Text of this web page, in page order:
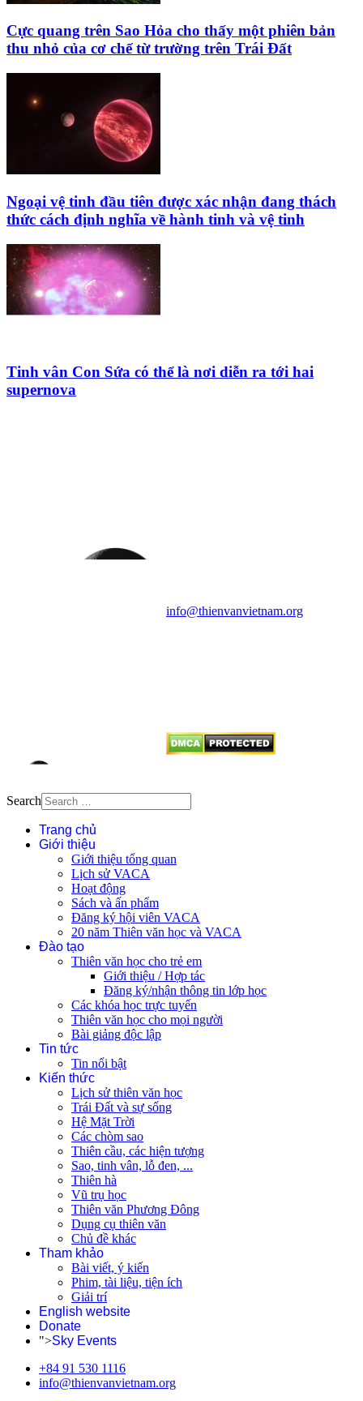
Cực quang trên Sao Hỏa cho thấy một phiên bản
thu nhỏ của cơ chế từ trường trên Trái Đất
Ngoại vệ tinh đầu tiên được xác nhận đang thách
thức cách định nghĩa về hành tinh và vệ tinh
Tinh vân Con Sứa có thể là nơi diễn ra tới hai
supernova
info@thienvanvietnam.org
Search
Trang chủ
Giới thiệu
Giới thiệu tổng quan
Lịch sử VACA
Hoạt động
Sách và ấn phẩm
Đăng ký hội viên VACA
20 năm Thiên văn học và VACA
Đào tạo
Thiên văn học cho trẻ em
Giới thiệu / Hợp tác
Đăng ký/nhận thông tin lớp học
Các khóa học trực tuyến
Thiên văn học cho mọi người
Bài giảng độc lập
Tin tức
Tin nổi bật
Kiến thức
Lịch sử thiên văn học
Trái Đất và sự sống
Hệ Mặt Trời
Các chòm sao
Thiên cầu, các hiện tượng
Sao, tinh vân, lỗ đen, ...
Thiên hà
Vũ trụ học
Thiên văn Phương Đông
Dụng cụ thiên văn
Chủ đề khác
Tham khảo
Bài viết, ý kiến
Phim, tài liệu, tiện ích
Giải trí
English website
Donate
">Sky Events
+84 91 530 1116
info@thienvanvietnam.org